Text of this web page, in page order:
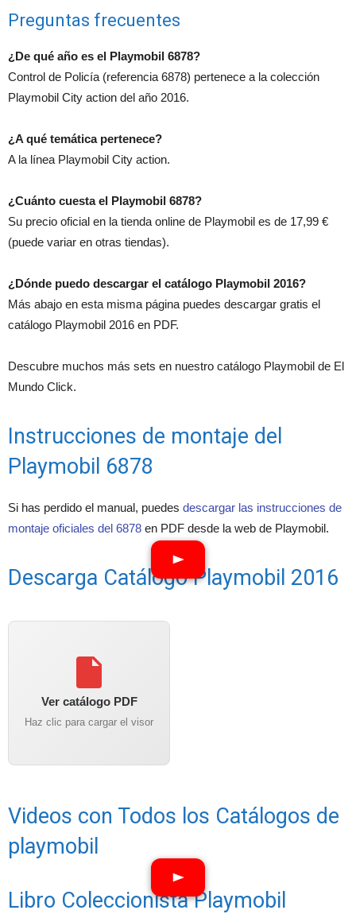
Preguntas frecuentes
¿De qué año es el Playmobil 6878?
Control de Policía (referencia 6878) pertenece a la colección
Playmobil City action del año 2016.
¿A qué temática pertenece?
A la línea Playmobil City action.
¿Cuánto cuesta el Playmobil 6878?
Su precio oficial en la tienda online de Playmobil es de 17,99 €
(puede variar en otras tiendas).
¿Dónde puedo descargar el catálogo Playmobil 2016?
Más abajo en esta misma página puedes descargar gratis el
catálogo Playmobil 2016 en PDF.
Descubre muchos más sets en nuestro catálogo Playmobil de El
Mundo Click.
Instrucciones de montaje del
Playmobil 6878
Si has perdido el manual, puedes descargar las instrucciones de
montaje oficiales del 6878 en PDF desde la web de Playmobil.
Descarga Catálogo Playmobil 2016
Ver catálogo PDF
Haz clic para cargar el visor
Videos con Todos los Catálogos de
playmobil
Libro Coleccionista Playmobil